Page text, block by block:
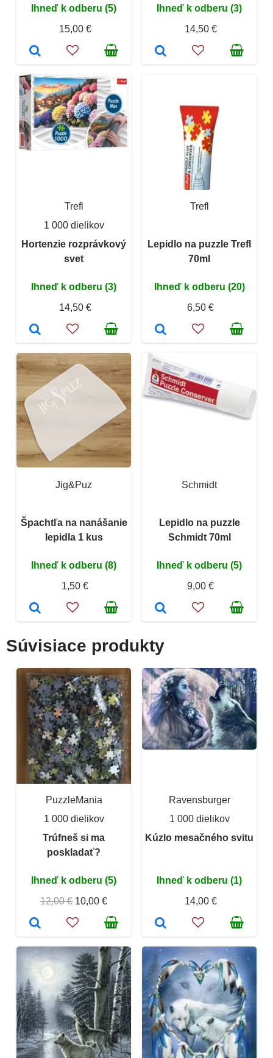
Ihneď k odberu (5)
15,00 €
Ihneď k odberu (3)
14,50 €
Trefl
1 000 dielikov
Hortenzie rozprávkový
svet
Ihneď k odberu (3)
14,50 €
Trefl
Lepidlo na puzzle Trefl
70ml
Ihneď k odberu (20)
6,50 €
Jig&Puz
Špachtľa na nanášanie
lepidla 1 kus
Ihneď k odberu (8)
1,50 €
Schmidt
Lepidlo na puzzle
Schmidt 70ml
Ihneď k odberu (5)
9,00 €
Súvisiace produkty
PuzzleMania
1 000 dielikov
Trúfneš si ma
poskladať?
Ihneď k odberu (5)
12,00 € 10,00 €
Ravensburger
1 000 dielikov
Kúzlo mesačného svitu
Ihneď k odberu (1)
14,00 €